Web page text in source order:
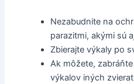
Nezabudnite na
parazitmi, akými sú
Zbierajte výkaly po
Ak môžete,
výkalov iných